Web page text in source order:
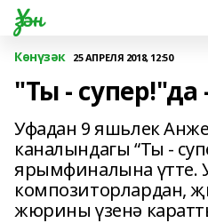
Үзән
Көнүзәк 25 АПРЕЛЯ 2018, 12:50
"Ты - супер!"да
Уфадан 9 яшьлек
каналындагы “Ты -
ярымфиналына үтте.
композиторлардан,
жюрины үзенә